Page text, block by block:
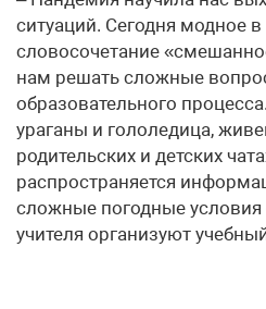
ситуаций. Сегодня модное в
словосочетание
нам решать сложные
образовательного
ураганы и гололедица,
родительских и детских
распространяется
сложные погодные условия
учителя организуют